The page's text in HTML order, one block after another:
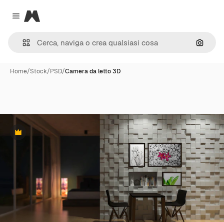
Close menu
Magnific
Cerca
Home/Stock/PSD/Camera da letto 3D
Premium